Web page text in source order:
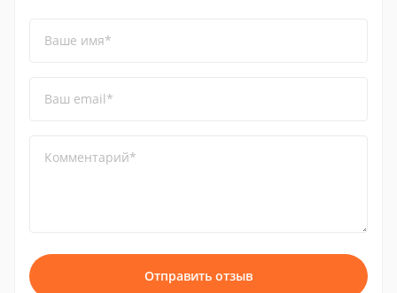
Ваше имя*
Ваш email*
Комментарий*
Отправить отзыв